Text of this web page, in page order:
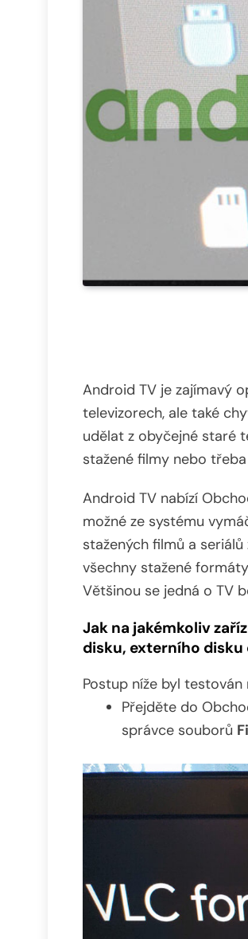
Android TV je zajímavý
televizorech, ale také
udělat z obyčejné staré
stažené filmy nebo
Android TV nabízí
možné ze systému
stažených filmů a
všechny stažené
Většinou se jedná o TV
Jak na jakémkoliv
disku, externího disku
Postup níže byl
Přejděte do
správce souborů